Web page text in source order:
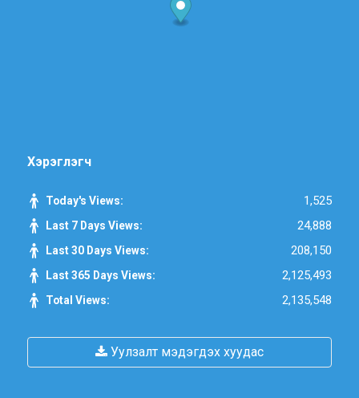
Хэрэглэгч
Today's Views: 1,525
Last 7 Days Views: 24,888
Last 30 Days Views: 208,150
Last 365 Days Views: 2,125,493
Total Views: 2,135,548
Уулзалт мэдэгдэх хуудас